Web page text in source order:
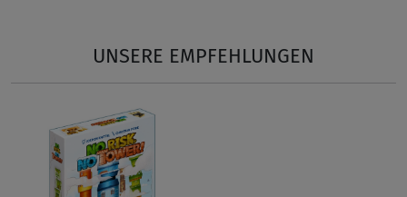
UNSERE EMPFEHLUNGEN